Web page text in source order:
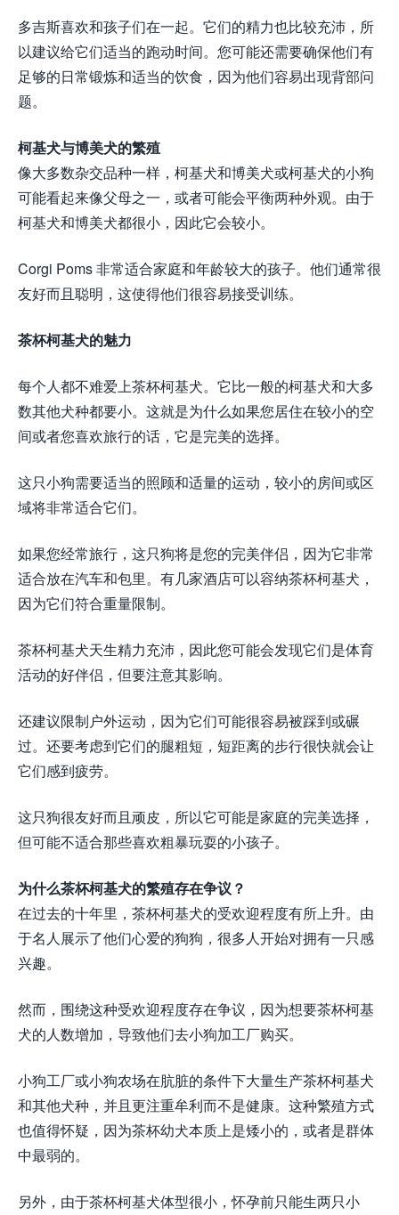
多吉斯喜欢和孩子们在一起。它们的精力也比较充沛，所
以建议给它们适当的跑动时间。您可能还需要确保他们有
足够的日常锻炼和适当的饮食，因为他们容易出现背部问
题。
柯基犬与博美犬的繁殖
像大多数杂交品种一样，柯基犬和博美犬或柯基犬的小狗
可能看起来像父母之一，或者可能会平衡两种外观。由于
柯基犬和博美犬都很小，因此它会较小。
Corgi Poms 非常适合家庭和年龄较大的孩子。他们通常很
友好而且聪明，这使得他们很容易接受训练。
茶杯柯基犬的魅力
每个人都不难爱上茶杯柯基犬。它比一般的柯基犬和大多
数其他犬种都要小。这就是为什么如果您居住在较小的空
间或者您喜欢旅行的话，它是完美的选择。
这只小狗需要适当的照顾和适量的运动，较小的房间或区
域将非常适合它们。
如果您经常旅行，这只狗将是您的完美伴侣，因为它非常
适合放在汽车和包里。有几家酒店可以容纳茶杯柯基犬，
因为它们符合重量限制。
茶杯柯基犬天生精力充沛，因此您可能会发现它们是体育
活动的好伴侣，但要注意其影响。
还建议限制户外运动，因为它们可能很容易被踩到或碾
过。还要考虑到它们的腿粗短，短距离的步行很快就会让
它们感到疲劳。
这只狗很友好而且顽皮，所以它可能是家庭的完美选择，
但可能不适合那些喜欢粗暴玩耍的小孩子。
为什么茶杯柯基犬的繁殖存在争议？
在过去的十年里，茶杯柯基犬的受欢迎程度有所上升。由
于名人展示了他们心爱的狗狗，很多人开始对拥有一只感
兴趣。
然而，围绕这种受欢迎程度存在争议，因为想要茶杯柯基
犬的人数增加，导致他们去小狗加工厂购买。
小狗工厂或小狗农场在肮脏的条件下大量生产茶杯柯基犬
和其他犬种，并且更注重牟利而不是健康。这种繁殖方式
也值得怀疑，因为茶杯幼犬本质上是矮小的，或者是群体
中最弱的。
另外，由于茶杯柯基犬体型很小，怀孕前只能生两只小